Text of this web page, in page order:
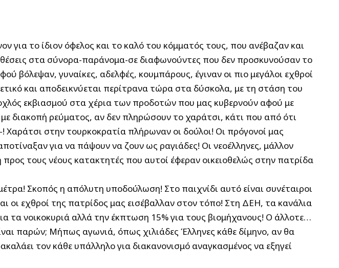
για το ίδιον όφελος και το καλό του κόμματός τους, που ανέβαζαν και
στα σύνορα-παράνομα-σε διαφωνούντες που δεν προσκυνούσαν το
βόλεψαν, γυναίκες, αδελφές, κουμπάρους, έγιναν οι πιο μεγάλοι εχθροί
και αποδεικνύεται περίτρανα τώρα στα δύσκολα, με τη στάση του
εκβιασμού στα χέρια των προδοτών που μας κυβερνούν αφού με
διακοπή ρεύματος, αν δεν πληρώσουν το χαράτσι, κάτι που από ότι
Χαράτσι στην τουρκοκρατία πλήρωναν οι δούλοι! Οι πρόγονοί μας
για να πάψουν να ζουν ως ραγιάδες! Οι νεοέλληνες, μάλλον
τους νέους κατακτητές που αυτοί έφεραν οικειοθελώς στην πατρίδα
Σκοπός η απόλυτη υποδούλωση! Στο παιχνίδι αυτό είναι συνέταιροι
οι εχθροί της πατρίδος μας εισέβαλλαν στον τόπο! Στη ΔΕΗ, τα κανάλια
τα νοικοκυριά αλλά την έκπτωση 15% για τους βιομήχανους! Ο άλλοτε…
παρών; Μήπως αγωνιά, όπως χιλιάδες Έλληνες κάθε δίμηνο, αν θα
τον κάθε υπάλληλο για διακανονισμό αναγκασμένος να εξηγεί